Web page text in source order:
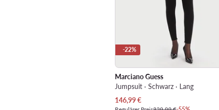
-22%
Marciano Guess
Jumpsuit · Schwarz · Lang
Aktueller Preis
146,99€